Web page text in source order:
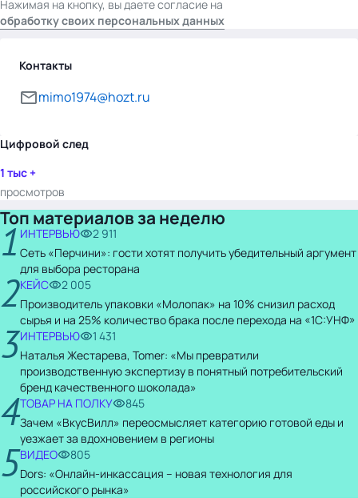
Нажимая на кнопку, вы даете согласие на
обработку своих персональных данных
Контакты
mimo1974@hozt.ru
Цифровой след
1 тыс +
просмотров
Топ материалов за неделю
1 ИНТЕРВЬЮ
2 911
Сеть «Перчини»: гости хотят получить убедительный аргумент
для выбора ресторана
2КЕЙС
2 005
Производитель упаковки «Молопак» на 10% снизил расход
сырья и на 25% количество брака после перехода на «1С:УНФ»
3ИНТЕРВЬЮ
1 431
Наталья Жестарева, Tomer: «Мы превратили
производственную экспертизу в понятный потребительский
бренд качественного шоколада»
4ТОВАР НА ПОЛКУ
845
Зачем «ВкусВилл» переосмысляет категорию готовой еды и
уезжает за вдохновением в регионы
5ВИДЕО
805
Dors: «Онлайн-инкассация – новая технология для
российского рынка»